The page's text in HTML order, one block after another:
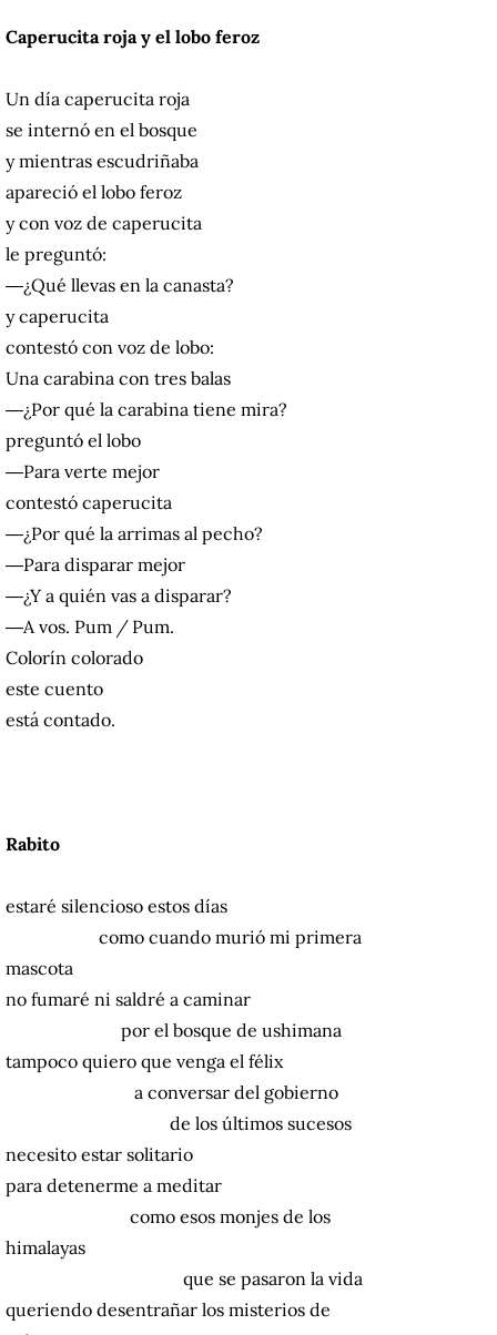
Caperucita roja y el lobo feroz
Un día caperucita roja
se internó en el bosque
y mientras escudriñaba
apareció el lobo feroz
y con voz de caperucita
le preguntó:
―¿Qué llevas en la canasta?
y caperucita
contestó con voz de lobo:
Una carabina con tres balas
―¿Por qué la carabina tiene mira?
preguntó el lobo
―Para verte mejor
contestó caperucita
―¿Por qué la arrimas al pecho?
―Para disparar mejor
―¿Y a quién vas a disparar?
―A vos. Pum /Pum.
Colorín colorado
este cuento
está contado.
Rabito
estaré silencioso estos días
como cuando murió mi primera
mascota
no fumaré ni saldré a caminar
por el bosque de ushimana
tampoco quiero que venga el félix
a conversar del gobierno
de los últimos sucesos
necesito estar solitario
para detenerme a meditar
como esos monjes de los
himalayas
que se pasaron la vida
queriendo desentrañar los misterios de